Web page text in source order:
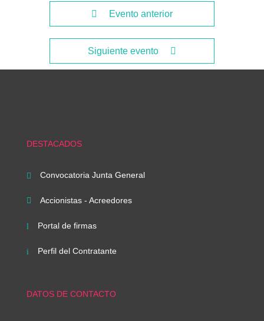
Evento anterior
Siguiente evento
DESTACADOS
 Convocatoria Junta General
 Accionistas - Acreedores
l Portal de firmas
i Perfil del Contratante
DATOS DE CONTACTO